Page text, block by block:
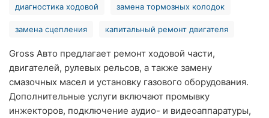
Киев
Харьков
Запорожье
Днепр
Львов
диагностика ходовой замена тормозных колодок
замена сцепления капитальный ремонт двигателя
Gross Авто предлагает ремонт ходовой части,
двигателей, рулевых рельсов, а также замену
смазочных масел и установку газового оборудования.
Дополнительные услуги включают промывку
инжекторов, подключение аудио- и видеоаппаратуры,